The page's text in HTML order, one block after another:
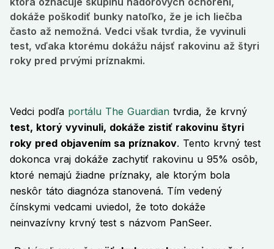
dokáže poškodiť bunky natoľko, že je ich liečba
často až nemožná. Vedci však tvrdia, že vyvinuli
test, vďaka ktorému dokážu nájsť rakovinu až štyri
roky pred prvými príznakmi.
Vedci podľa portálu The Guardian tvrdia, že krvný
test, ktorý vyvinuli, dokáže zistiť rakovinu štyri
roky pred objavením sa príznakov. Tento krvný test
dokonca vraj dokáže zachytiť rakovinu u 95% osôb,
ktoré nemajú žiadne príznaky, ale ktorým bola
neskôr táto diagnóza stanovená. Tím vedený
čínskymi vedcami uviedol, že toto dokáže
neinvazívny krvný test s názvom PanSeer.